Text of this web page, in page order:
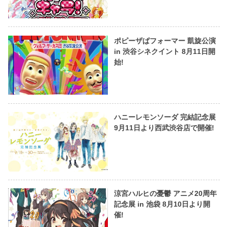
ポピーザぱフォーマー 凱旋公演
in 渋谷シネクイント 8月11日開
始!
ハニーレモンソーダ 完結記念展
9月11日より西武渋谷店で開催!
涼宮ハルヒの憂鬱 アニメ20周年
記念展 in 池袋 8月10日より開
催!